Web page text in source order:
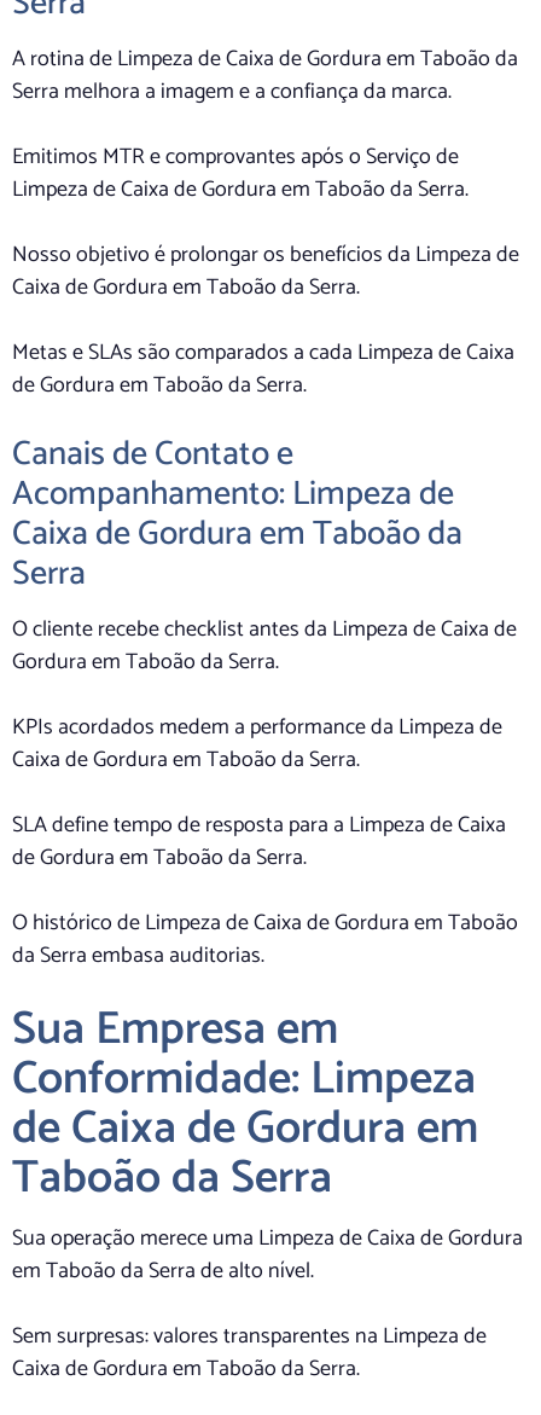
A rotina de Limpeza de Caixa de Gordura em Taboão da
Serra melhora a imagem e a confiança da marca.
Emitimos MTR e comprovantes após o Serviço de
Limpeza de Caixa de Gordura em Taboão da Serra.
Nosso objetivo é prolongar os benefícios da Limpeza de
Caixa de Gordura em Taboão da Serra.
Metas e SLAs são comparados a cada Limpeza de Caixa
de Gordura em Taboão da Serra.
Canais de Contato e
Acompanhamento: Limpeza de
Caixa de Gordura em Taboão da
Serra
O cliente recebe checklist antes da Limpeza de Caixa de
Gordura em Taboão da Serra.
KPIs acordados medem a performance da Limpeza de
Caixa de Gordura em Taboão da Serra.
SLA define tempo de resposta para a Limpeza de Caixa
de Gordura em Taboão da Serra.
O histórico de Limpeza de Caixa de Gordura em Taboão
da Serra embasa auditorias.
Sua Empresa em
Conformidade: Limpeza
de Caixa de Gordura em
Taboão da Serra
Sua operação merece uma Limpeza de Caixa de Gordura
em Taboão da Serra de alto nível.
Sem surpresas: valores transparentes na Limpeza de
Caixa de Gordura em Taboão da Serra.